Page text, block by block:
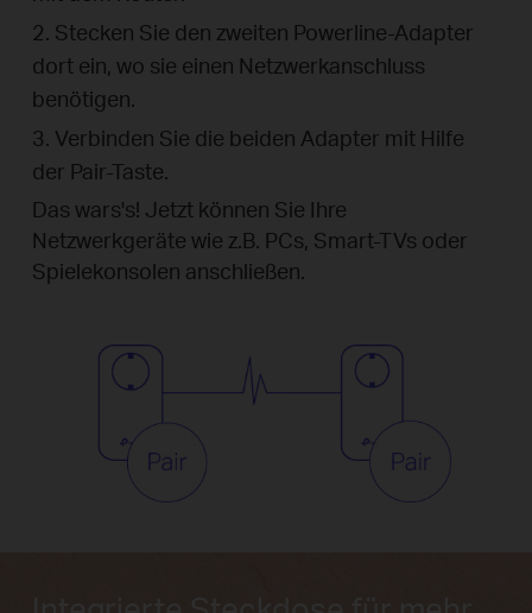
2. Stecken Sie den zweiten Powerline-Adapter
dort ein, wo sie einen Netzwerkanschluss
benötigen.
3. Verbinden Sie die beiden Adapter mit Hilfe
der Pair-Taste.
Das wars's! Jetzt können Sie Ihre
Netzwerkgeräte wie z.B. PCs, Smart-TVs oder
Spielekonsolen anschließen.